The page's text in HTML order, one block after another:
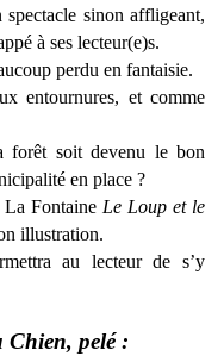
sinon affligeant,
à ses lecteur(e)s.
perdu en fantaisie.
entournures, et comme
soit devenu le bon
en place ?
Fontaine Le Loup et le
illustration.
au lecteur de s’y
pelé :